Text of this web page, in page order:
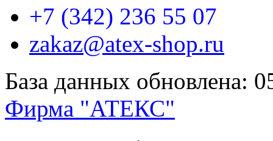
+7 (342) 236 55 07
zakaz@atex-shop.ru
База данных обновлена:
Фирма "АТЕКС"